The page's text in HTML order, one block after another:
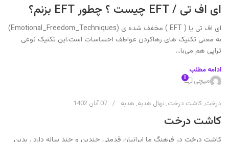
ای اف تی / EFT چیست ؟ چطور EFT بزنم؟
ای اف تی یا ( EFT ) مخفف شده ی (Emotional_Freedom_Techniques)
به معنی تکنیک های رهاکردن عواطف احساسات است.این تکنیک نوعی
تراپی هم می‌با...
ادامه مطلب
میچی 0
درخت,کاشت درخت, نهال هدیه, هدیه 07 آبان 1402
کاشت درخت